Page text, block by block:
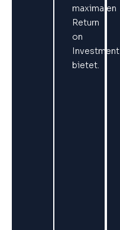
maximalen
Return
on
Investment
bietet.